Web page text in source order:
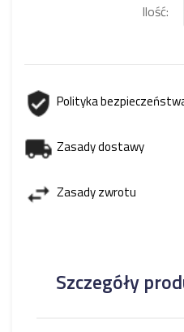
Ilość:
Polityka
Zasady dostawy
Zasady zwrotu
Szczegóły